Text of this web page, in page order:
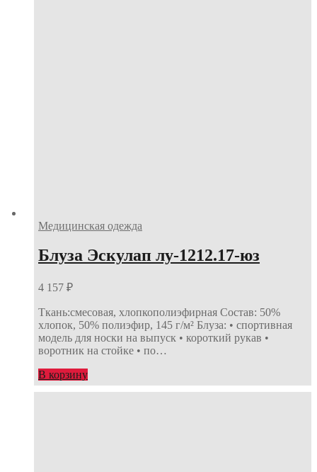
Медицинская одежда
Блуза Эскулап лу-1212.17-юз
4 157 ₽
Ткань:смесовая, хлопкополиэфирная Состав: 50%
хлопок, 50% полиэфир, 145 г/м² Блуза: • спортивная
модель для носки на выпуск • короткий рукав •
воротник на стойке • по…
В корзину